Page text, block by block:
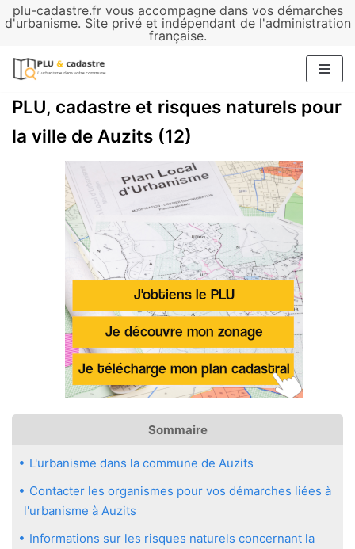
plu-cadastre.fr vous accompagne dans vos démarches
d'urbanisme. Site privé et indépendant de l'administration
française.
Aller
contenu
PLU, cadastre et risques naturels pour
la ville de Auzits (12)
Sommaire
L'urbanisme dans la commune de Auzits
Contacter les organismes pour vos démarches liées à
l'urbanisme à Auzits
Informations sur les risques naturels concernant la